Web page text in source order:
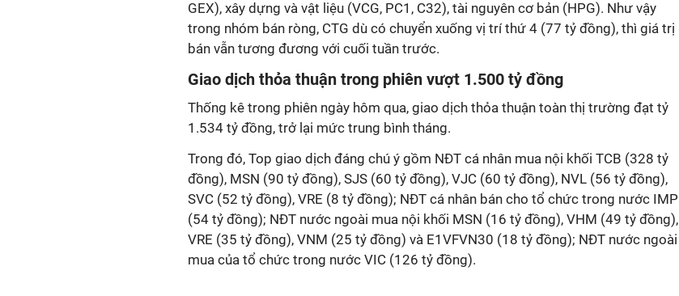
GEX), xây dựng và vật liệu (VCG, PC1, C32), tài nguyên cơ bản (HPG). Như vậy
trong nhóm bán ròng, CTG dù có chuyển xuống vị trí thứ 4 (77 tỷ đồng), thì giá trị
bán vẫn tương đương với cuối tuần trước.
Giao dịch thỏa thuận trong phiên vượt 1.500 tỷ đồng
Thống kê trong phiên ngày hôm qua, giao dịch thỏa thuận toàn thị trường đạt tỷ
1.534 tỷ đồng, trở lại mức trung bình tháng.
Trong đó, Top giao dịch đáng chú ý gồm NĐT cá nhân mua nội khối TCB (328 tỷ
đồng), MSN (90 tỷ đồng), SJS (60 tỷ đồng), VJC (60 tỷ đồng), NVL (56 tỷ đồng),
SVC (52 tỷ đồng), VRE (8 tỷ đồng); NĐT cá nhân bán cho tổ chức trong nước IMP
(54 tỷ đồng); NĐT nước ngoài mua nội khối MSN (16 tỷ đồng), VHM (49 tỷ đồng),
VRE (35 tỷ đồng), VNM (25 tỷ đồng) và E1VFVN30 (18 tỷ đồng); NĐT nước ngoài
mua của tổ chức trong nước VIC (126 tỷ đồng).